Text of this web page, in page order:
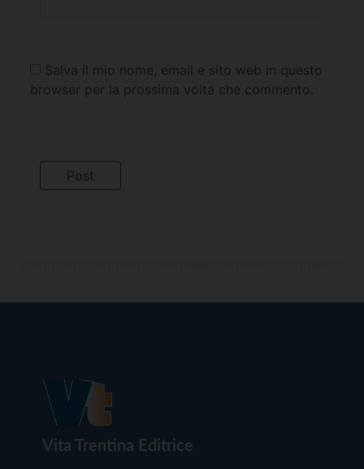
Salva il mio nome, email e sito web in questo
browser per la prossima volta che commento.
Vita Trentina Editrice